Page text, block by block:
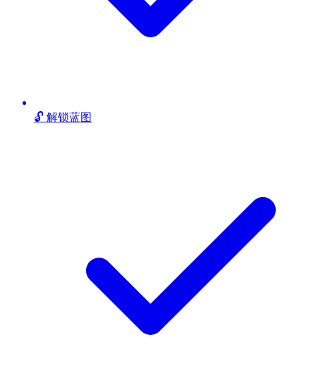
🔓 解锁蓝图